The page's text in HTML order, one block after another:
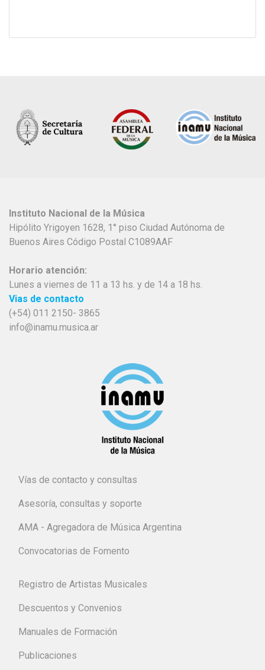
Instituto Nacional de la Música
Hipólito Yrigoyen 1628, 1° piso Ciudad Autónoma de
Buenos Aires Código Postal C1089AAF
Horario atención:
Lunes a viernes de 11 a 13 hs. y de 14 a 18 hs.
Vias de contacto
(+54) 011 2150- 3865
info@inamu.musica.ar
Vías de contacto y consultas
Asesoría, consultas y soporte
AMA - Agregadora de Música Argentina
Convocatorias de Fomento
Registro de Artistas Musicales
Descuentos y Convenios
Manuales de Formación
Publicaciones